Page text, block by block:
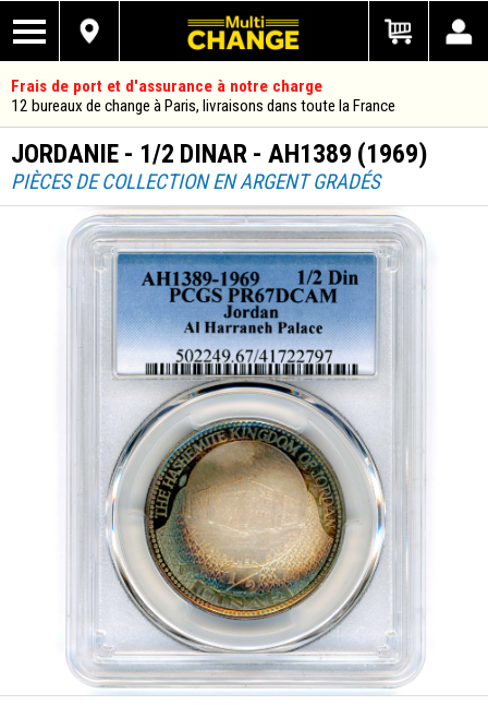
Frais de port et d'assurance à notre charge
12 bureaux de change à Paris, livraisons dans toute la France
JORDANIE - 1/2 DINAR - AH1389 (1969)
PIÈCES DE COLLECTION EN ARGENT GRADÉS